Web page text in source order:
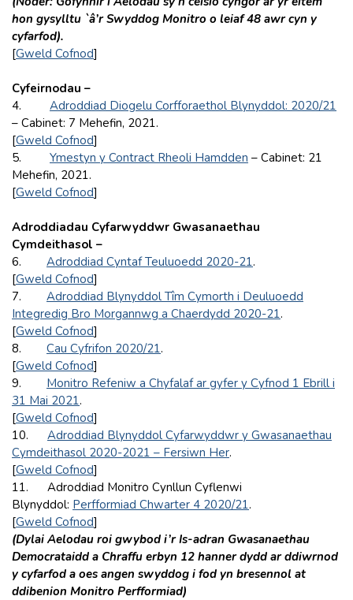
hon gysylltu `â’r Swyddog Monitro o leiaf 48 awr cyn y
cyfarfod).
[Gweld Cofnod]
Cyfeirnodau –
4. Adroddiad Diogelu Corfforaethol Blynyddol: 2020/21
– Cabinet: 7 Mehefin, 2021.
[Gweld Cofnod]
5. Ymestyn y Contract Rheoli Hamdden – Cabinet: 21
Mehefin, 2021.
[Gweld Cofnod]
Adroddiadau Cyfarwyddwr Gwasanaethau
Cymdeithasol –
6. Adroddiad Cyntaf Teuluoedd 2020-21.
[Gweld Cofnod]
7. Adroddiad Blynyddol Tîm Cymorth i Deuluoedd
Integredig Bro Morgannwg a Chaerdydd 2020-21.
[Gweld Cofnod]
8. Cau Cyfrifon 2020/21.
[Gweld Cofnod]
9. Monitro Refeniw a Chyfalaf ar gyfer y Cyfnod 1 Ebrill i
31 Mai 2021.
[Gweld Cofnod]
10. Adroddiad Blynyddol Cyfarwyddwr y Gwasanaethau
Cymdeithasol 2020-2021 – Fersiwn Her.
[Gweld Cofnod]
11. Adroddiad Monitro Cynllun Cyflenwi
Blynyddol: Perfformiad Chwarter 4 2020/21.
[Gweld Cofnod]
(Dylai Aelodau roi gwybod i’r Is-adran Gwasanaethau
Democrataidd a Chraffu erbyn 12 hanner dydd ar ddiwrnod
y cyfarfod a oes angen swyddog i fod yn bresennol at
ddibenion Monitro Perfformiad)